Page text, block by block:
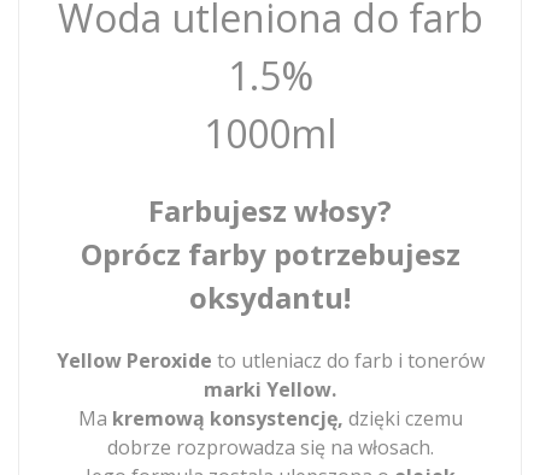
Woda utleniona do farb
1.5%
1000ml
Farbujesz włosy?
Oprócz farby potrzebujesz
oksydantu!
Yellow Peroxide to utleniacz do farb i tonerów
marki Yellow.
Ma kremową konsystencję, dzięki czemu
dobrze rozprowadza się na włosach.